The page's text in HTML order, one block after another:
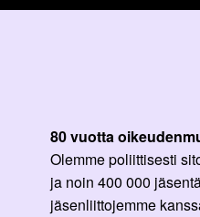
80 vuotta
Olemme poliittisesti
ja noin 400 000
jäsenliittojemme